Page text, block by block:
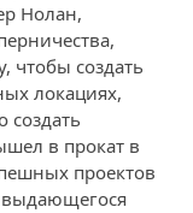
Нолан,
чтобы создать
локациях,
создать
в прокат в
проектов
выдающегося